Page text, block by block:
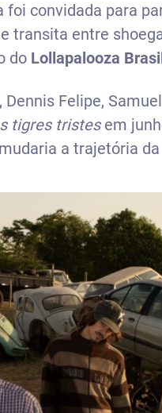
foi convidada para
transita entre
do Lollapalooza
Felipe,
tigres tristesem
a trajetória da